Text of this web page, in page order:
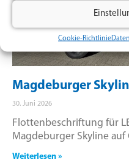
Cookie-Richtlinie
Magdeburger
30. Juni 2026
Flottenbeschriftung für
Magdeburger Skyline auf
Weiterlesen »